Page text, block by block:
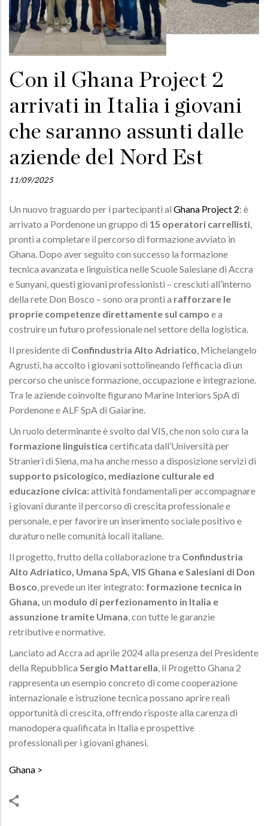
Con il Ghana Project 2
arrivati in Italia i giovani
che saranno assunti dalle
aziende del Nord Est
11/09/2025
Un nuovo traguardo per i partecipanti al Ghana Project 2: è
arrivato a Pordenone un gruppo di 15 operatori carrellisti,
pronti a completare il percorso di formazione avviato in
Ghana. Dopo aver seguito con successo la formazione
tecnica avanzata e linguistica nelle Scuole Salesiane di Accra
e Sunyani, questi giovani professionisti – cresciuti all’interno
della rete Don Bosco – sono ora pronti a rafforzare le
proprie competenze direttamente sul campo e a
costruire un futuro professionale nel settore della logistica.
Il presidente di Confindustria Alto Adriatico, Michelangelo
Agrusti, ha accolto i giovani sottolineando l’efficacia di un
percorso che unisce formazione, occupazione e integrazione.
Tra le aziende coinvolte figurano Marine Interiors SpA di
Pordenone e ALF SpA di Gaiarine.
Un ruolo determinante è svolto dal VIS, che non solo cura la
formazione linguistica certificata dall’Università per
Stranieri di Siena, ma ha anche messo a disposizione servizi di
supporto psicologico, mediazione culturale ed
educazione civica:attività fondamentali per accompagnare
i giovani durante il percorso di crescita professionale e
personale, e per favorire un inserimento sociale positivo e
duraturo nelle comunità locali italiane.
Il progetto, frutto della collaborazione tra Confindustria
Alto Adriatico, Umana SpA, VIS Ghana e Salesiani di Don
Bosco, prevede un iter integrato: formazione tecnica in
Ghana, un modulo di perfezionamento in Italia e
assunzione tramite Umana, con tutte le garanzie
retributive e normative.
Lanciato ad Accra ad aprile 2024 alla presenza del Presidente
della Repubblica Sergio Mattarella, il Progetto Ghana 2
rappresenta un esempio concreto di come cooperazione
internazionale e istruzione tecnica possano aprire reali
opportunità di crescita, offrendo risposte alla carenza di
manodopera qualificata in Italia e prospettive
professionali per i giovani ghanesi.
Ghana